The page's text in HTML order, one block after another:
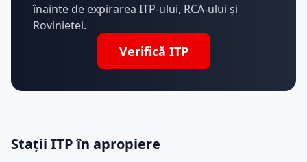
înainte de expirarea ITP-ului, RCA-ului și
Rovinietei.
Verifică ITP
Stații ITP în apropiere